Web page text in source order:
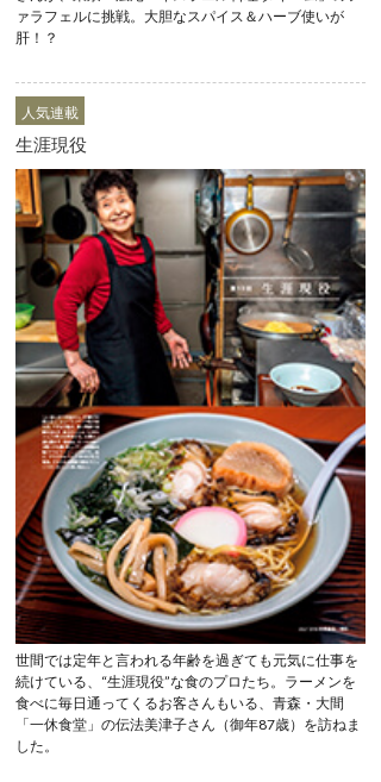
ァラフェルに挑戦。大胆なスパイス＆ハーブ使いが
肝！？
人気連載
生涯現役
世間では定年と言われる年齢を過ぎても元気に仕事を
続けている、“生涯現役”な食のプロたち。ラーメンを
食べに毎日通ってくるお客さんもいる、青森・大間
「一休食堂」の伝法美津子さん（御年87歳）を訪ねま
した。